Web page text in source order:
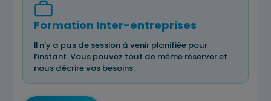
Formation Inter-entreprises
Il n’y a pas de session à venir planifiée pour
l’instant. Vous pouvez tout de même réserver et
nous décrire vos besoins.